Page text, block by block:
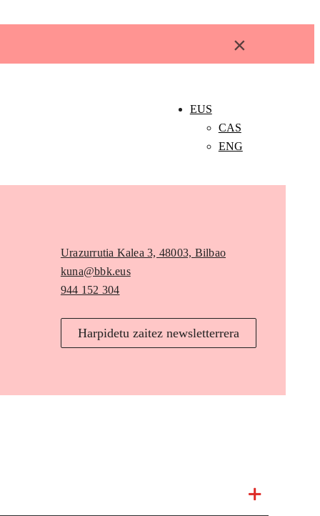
×
EUS
CAS
ENG
Urazurrutia Kalea 3, 48003, Bilbao
kuna@bbk.eus
944 152 304
Harpidetu zaitez newsletterrera